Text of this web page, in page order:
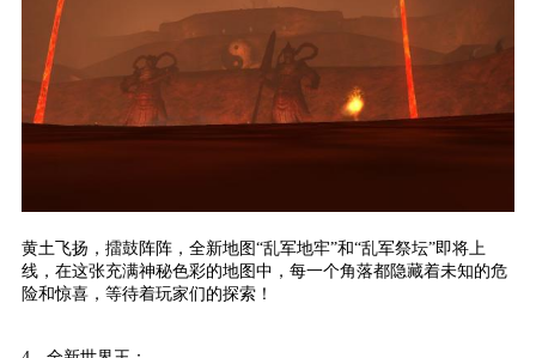
黄土飞扬，擂鼓阵阵，全新地图“乱军地牢”和“乱军祭坛”即将上
线，在这张充满神秘色彩的地图中，每一个角落都隐藏着未知的危
险和惊喜，等待着玩家们的探索！